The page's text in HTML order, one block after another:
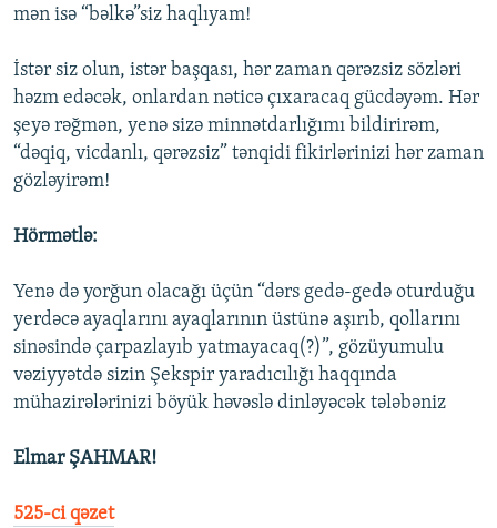
mən isə “bəlkə”siz haqlıyam!
İstər siz olun, istər başqası, hər zaman qərəzsiz sözləri
həzm edəcək, onlardan nəticə çıxaracaq gücdəyəm. Hər
şeyə rəğmən, yenə sizə minnətdarlığımı bildirirəm,
“dəqiq, vicdanlı, qərəzsiz” tənqidi fikirlərinizi hər zaman
gözləyirəm!
Hörmətlə:
Yenə də yorğun olacağı üçün “dərs gedə-gedə oturduğu
yerdəcə ayaqlarını ayaqlarının üstünə aşırıb, qollarını
sinəsində çarpazlayıb yatmayacaq(?)”, gözüyumulu
vəziyyətdə sizin Şekspir yaradıcılığı haqqında
mühazirələrinizi böyük həvəslə dinləyəcək tələbəniz
Elmar ŞAHMAR!
525-ci qəzet